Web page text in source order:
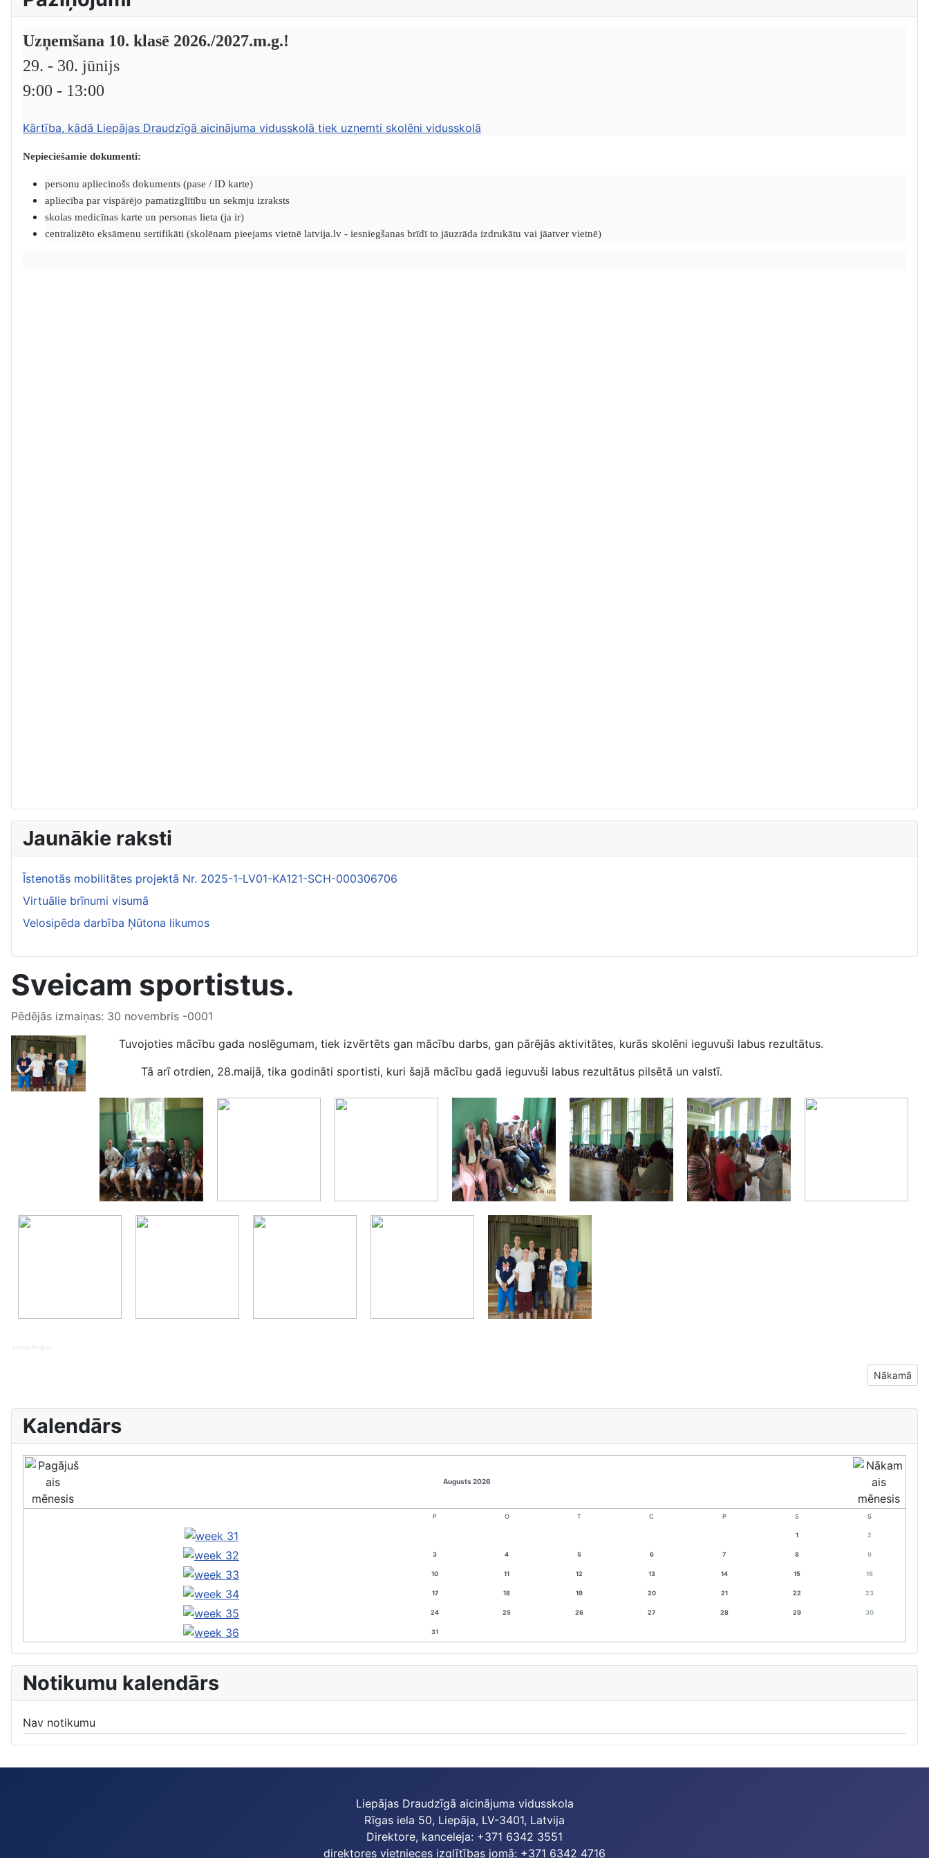
Uzņemšana 10. klasē 2026./2027.m.g.!
29. - 30. jūnijs
9:00 - 13:00
Kārtība, kādā Liepājas Draudzīgā aicinājuma vidusskolā tiek uzņemti skolēni vidusskolā
Nepieciešamie dokumenti:
personu apliecinošs dokuments (pase / ID karte)
apliecība par vispārējo pamatizglītību un sekmju izraksts
skolas medicīnas karte un personas lieta (ja ir)
centralizēto eksāmenu sertifikāti (skolēnam pieejams vietnē latvija.lv - iesniegšanas brīdī to jāuzrāda izdrukātu vai jāatver vietnē)
Jaunākie raksti
Īstenotās mobilitātes projektā Nr. 2025-1-LV01-KA121-SCH-000306706
Virtuālie brīnumi visumā
Velosipēda darbība Ņūtona likumos
Sveicam sportistus.
Pēdējās izmaiņas: 30 novembris -0001
Tuvojoties mācību gada noslēgumam, tiek izvērtēts gan mācību darbs, gan pārējās aktivitātes, kurās skolēni ieguvuši labus rezultātus.
Tā arī otrdien, 28.maijā, tika godināti sportisti, kuri šajā mācību gadā ieguvuši labus rezultātus pilsētā un valstī.
Joomla Plugins
Nākamais
Nākamā
Kalendārs
Augusts 2026
P O T C P S S
1 2
3 4 5 6 7 8 9
10 11 12 13 14 15 16
17 18 19 20 21 22 23
24 25 26 27 28 29 30
31
Notikumu kalendārs
Nav notikumu
Liepājas Draudzīgā aicinājuma vidusskola
Rīgas iela 50, Liepāja, LV-3401, Latvija
Direktore, kanceleja: +371 6342 3551
direktores vietnieces izglītības jomā: +371 6342 4716